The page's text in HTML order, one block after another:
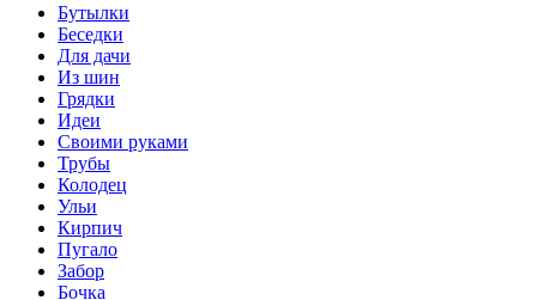
Бутылки
Беседки
Для дачи
Из шин
Грядки
Идеи
Своими руками
Трубы
Колодец
Ульи
Кирпич
Пугало
Забор
Бочка